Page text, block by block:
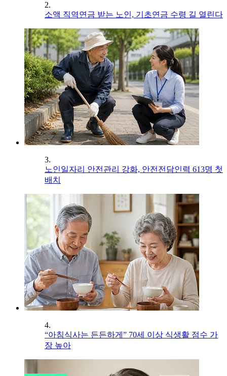
2.
소액 직역연금 받는 노인, 기초연금 수령 길 열린다
3.
노인일자리 안전관리 강화, 안전전담인력 613명 첫
배치
4.
“아침식사는 든든하게” 70세 이상 식생활 점수 가
장 높아